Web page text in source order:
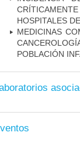
HOSPITALES
MEDICINAS
POBLACIÓN